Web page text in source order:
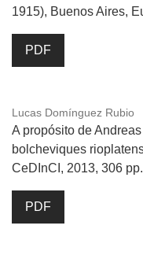
1915), Buenos Aires,
PDF
Lucas Domínguez Rubio
A propósito de
bolcheviques
CeDInCI, 2013, 306 pp.
PDF